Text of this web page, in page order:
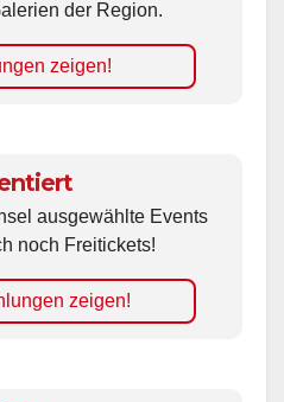
der Region.
zeigen!
ausgewählte Events
noch Freitickets!
zeigen!